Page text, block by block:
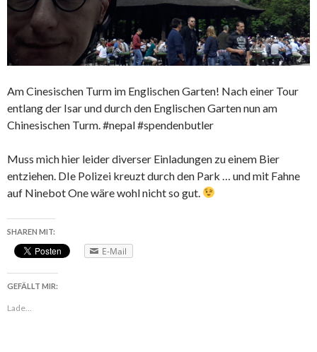
Am Cinesischen Turm im Englischen Garten! Nach einer Tour
entlang der Isar und durch den Englischen Garten nun am
Chinesischen Turm. #nepal #spendenbutler
Muss mich hier leider diverser Einladungen zu einem Bier
entziehen. DIe Polizei kreuzt durch den Park … und mit Fahne
auf Ninebot One wäre wohl nicht so gut.
SHAREN MIT:
E-Mail
GEFÄLLT MIR:
Lade...